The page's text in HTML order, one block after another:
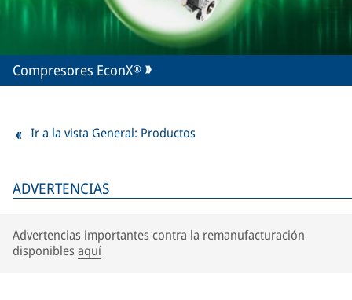
ADVERTENCIAS
Advertencias importantes contra la remanufacturación
disponibles aquí
Compresores EconX®
Ir a la vista General: Productos